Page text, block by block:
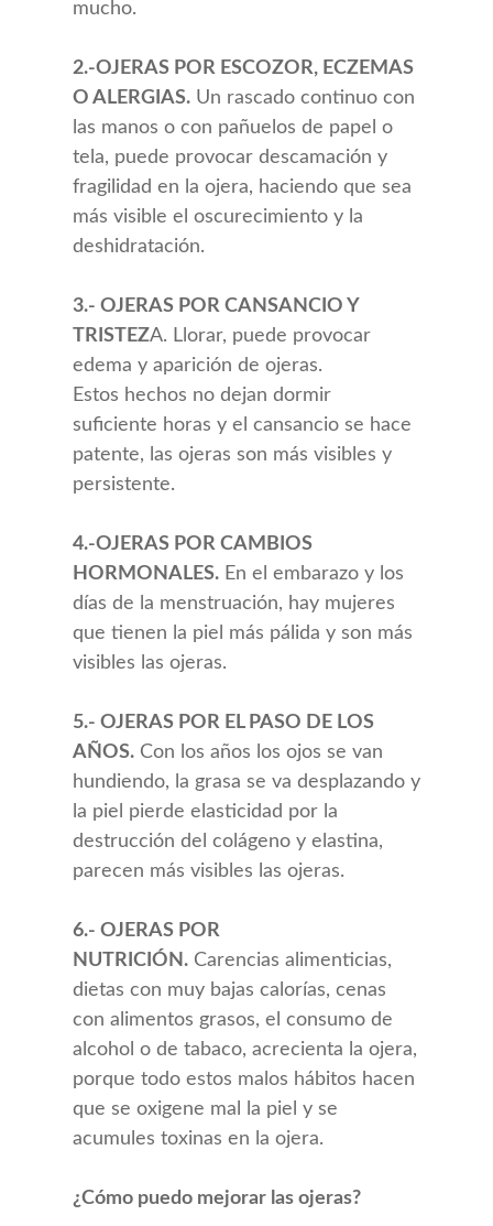
mucho.
2.-OJERAS POR ESCOZOR, ECZEMAS
O ALERGIAS. Un rascado continuo con
las manos o con pañuelos de papel o
tela, puede provocar descamación y
fragilidad en la ojera, haciendo que sea
más visible el oscurecimiento y la
deshidratación.
3.- OJERAS POR CANSANCIO Y
TRISTEZA. Llorar, puede provocar
edema y aparición de ojeras.
Estos hechos no dejan dormir
suficiente horas y el cansancio se hace
patente, las ojeras son más visibles y
persistente.
4.-OJERAS POR CAMBIOS
HORMONALES. En el embarazo y los
días de la menstruación, hay mujeres
que tienen la piel más pálida y son más
visibles las ojeras.
5.- OJERAS POR EL PASO DE LOS
AÑOS. Con los años los ojos se van
hundiendo, la grasa se va desplazando y
la piel pierde elasticidad por la
destrucción del colágeno y elastina,
parecen más visibles las ojeras.
6.- OJERAS POR
NUTRICIÓN. Carencias alimenticias,
dietas con muy bajas calorías, cenas
con alimentos grasos, el consumo de
alcohol o de tabaco, acrecienta la ojera,
porque todo estos malos hábitos hacen
que se oxigene mal la piel y se
acumules toxinas en la ojera.
¿Cómo puedo mejorar las ojeras?